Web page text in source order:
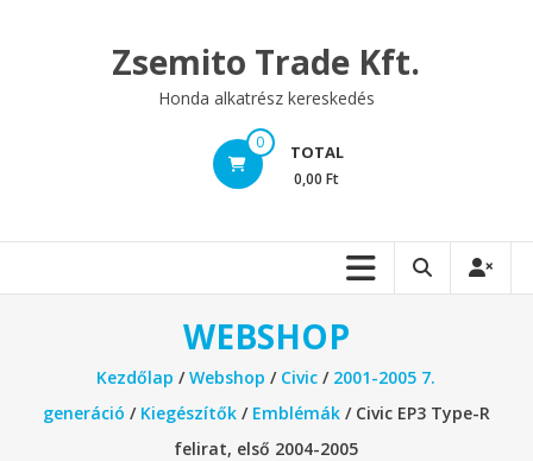
Zsemito Trade Kft.
Honda alkatrész kereskedés
0 TOTAL
0,00 Ft
WEBSHOP
Kezdőlap /Webshop / Civic / 2001-2005 7.
generáció / Kiegészítők/ Emblémák/ Civic EP3 Type-R
felirat, első 2004-2005